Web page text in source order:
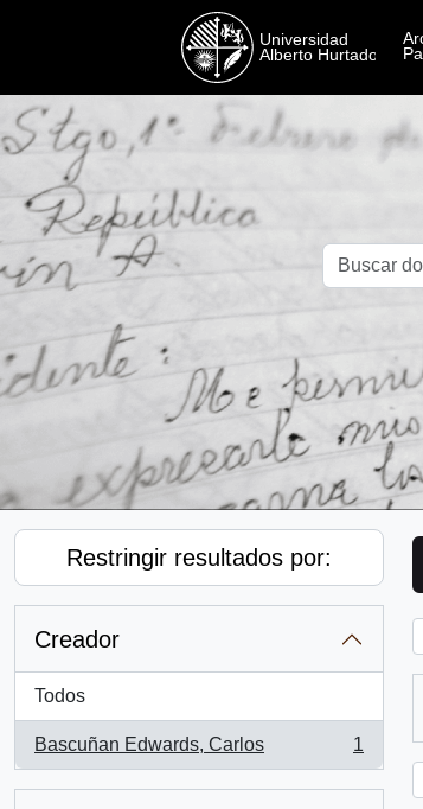
Restringir resultados por:
Creador
Todos
Bascuñan Edwards, Carlos
, 1 resultados
1